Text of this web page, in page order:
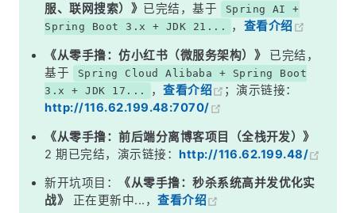
服、联网搜索）》 已完结，基于
Spring AI +
Spring Boot 3.x + JDK 21...
， 查看介绍
《从零手撸：仿小红书（微服务架构）》
已完结，
基于
Spring Cloud Alibaba + Spring Boot
3.x + JDK 17...
，查看介绍
；演示链接：
http://116.62.199.48:7070/
《从零手撸：前后端分离博客项目（全栈开发）》
2 期已完结，演示链接：http://116.62.199.48/
新开坑项目：
《从零手撸：秒杀系统高并发优化实
战》
正在更新中...，查看介绍